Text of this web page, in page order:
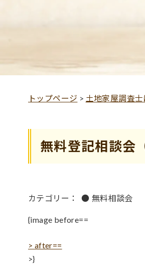
トップページ > 土地家屋調査
無料登記相談会
カテゴリー： ● 無料相談会
{image before==
> after==
>}